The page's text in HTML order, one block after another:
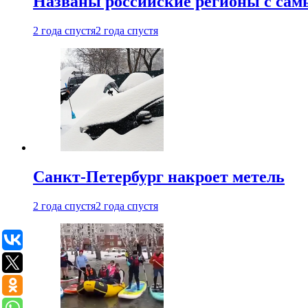
2 года спустя2 года спустя
Санкт-Петербург накроет метель
2 года спустя2 года спустя